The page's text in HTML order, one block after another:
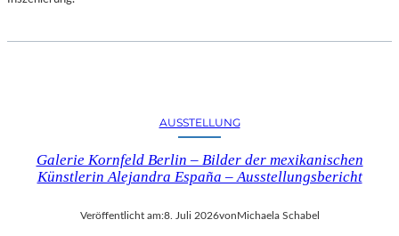
AUSSTELLUNG
Galerie Kornfeld Berlin – Bilder der mexikanischen
Künstlerin Alejandra España – Ausstellungsbericht
Veröffentlicht am:8. Juli 2026vonMichaela Schabel